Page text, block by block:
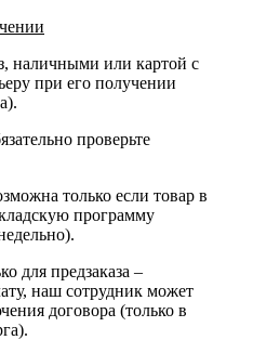
наличными или картой с
при его получении
проверьте
только если товар в
программу
для предзаказа –
наш сотрудник может
договора (только в